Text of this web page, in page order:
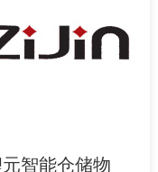
智能仓储物